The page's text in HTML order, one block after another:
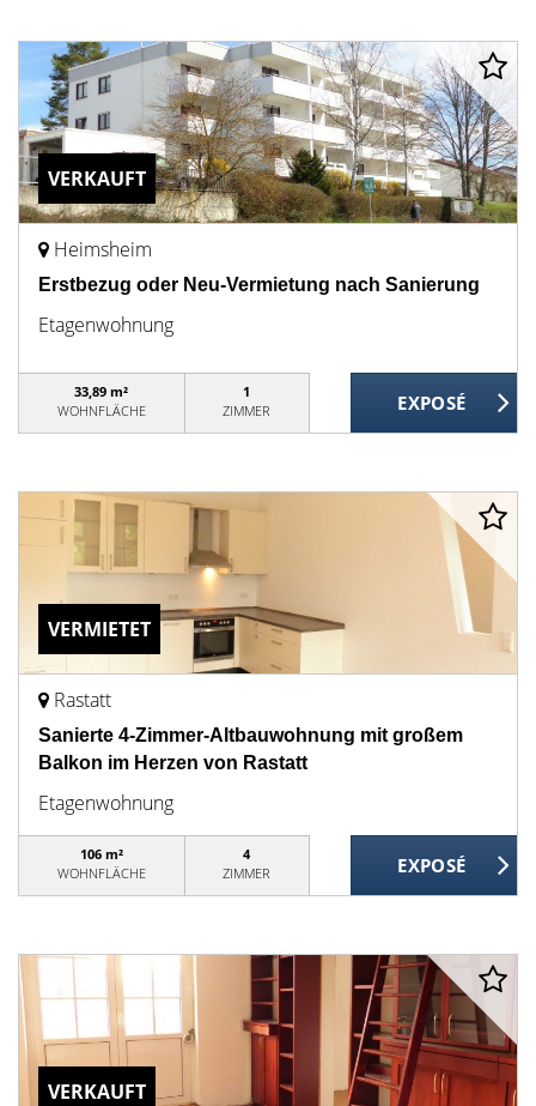
VERKAUFT
Heimsheim
Erstbezug oder Neu-Vermietung nach Sanierung
Etagenwohnung
33,89 m²
WOHNFLÄCHE
1
ZIMMER
VERMIETET
Rastatt
Sanierte 4-Zimmer-Altbauwohnung mit großem
Balkon im Herzen von Rastatt
Etagenwohnung
106 m²
WOHNFLÄCHE
4
ZIMMER
VERKAUFT